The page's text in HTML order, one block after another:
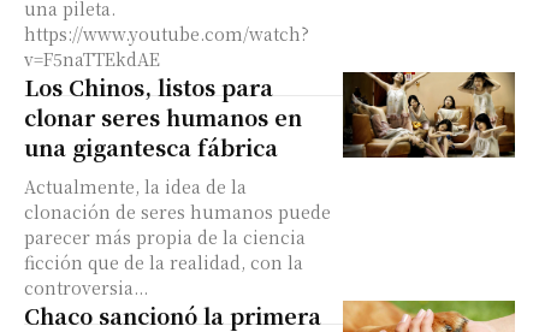
una pileta.
https://www.youtube.com/watch?
v=F5naTTEkdAE
Los Chinos, listos para
clonar seres humanos en
una gigantesca fábrica
Actualmente, la idea de la
clonación de seres humanos puede
parecer más propia de la ciencia
ficción que de la realidad, con la
controversia...
Chaco sancionó la primera